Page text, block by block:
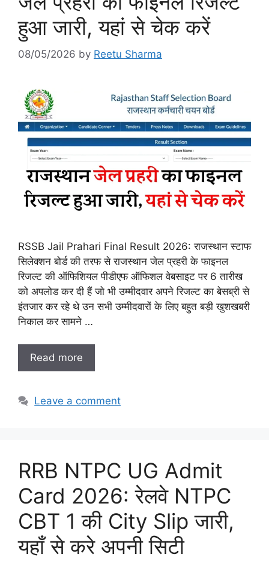
हुआ जारी, यहां से चेक करें
08/05/2026 by Reetu Sharma
RSSB Jail Prahari Final Result 2026: राजस्थान स्टाफ
सिलेक्शन बोर्ड की तरफ से राजस्थान जेल प्रहरी के फाइनल
रिजल्ट की ऑफिशियल पीडीएफ ऑफिशल वेबसाइट पर 6 तारीख
को अपलोड कर दी हैं जो भी उम्मीदवार अपने रिजल्ट का बेसब्री से
इंतजार कर रहे थे उन सभी उम्मीदवारों के लिए बहुत बड़ी खुशखबरी
निकाल कर सामने …
Read more
Leave a comment
RRB NTPC UG Admit
Card 2026: रेलवे NTPC
CBT 1 की City Slip जारी,
यहाँ से करे अपनी सिटी